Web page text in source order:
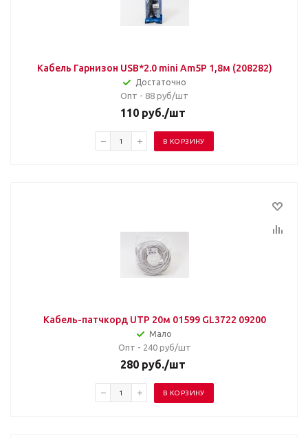
Кабель Гарнизон USB*2.0 mini Am5P 1,8м (208282)
Достаточно
Опт - 88 руб/шт
110 руб./шт
В КОРЗИНУ
Кабель-патчкорд UTP 20м 01599 GL3722 09200
Мало
Опт - 240 руб/шт
280 руб./шт
В КОРЗИНУ